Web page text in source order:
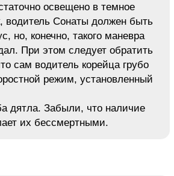
освещено в темное
водитель Сонаты должен быть
но, конечно, такого маневра
При этом следует обратить
сам водитель корейца грубо
режим, установленный
дятла. Забыли, что наличие
их бессмертными.